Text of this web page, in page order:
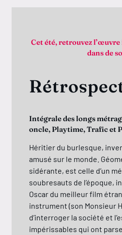
Cet été, retrouvez
dans de
Intégrale des longs
oncle, Playtime, Trafic et
Héritier du burlesque,
amusé sur le monde.
sidérante, est celle d’un
soubresauts de l’époque,
Oscar du meilleur film
instrument (son Monsieur
d’interroger la société et
impérissables qui ont